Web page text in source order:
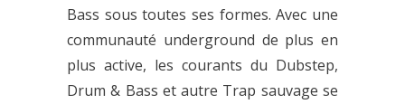
Bass sous toutes ses formes. Avec une
communauté underground de plus en
plus active, les courants du Dubstep,
Drum & Bass et autre Trap sauvage se